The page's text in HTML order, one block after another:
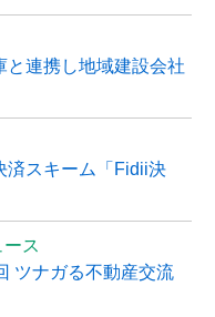
と連携し地域建設会社
済スキーム「Fidii決
ス
ツナガる不動産交流